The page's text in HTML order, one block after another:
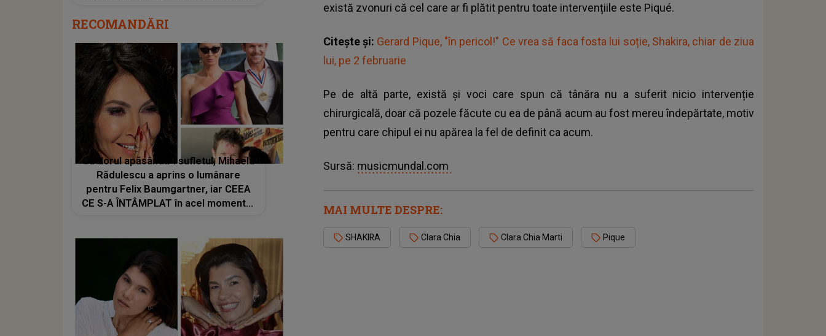
există zvonuri că cel care ar fi plătit pentru toate intervențiile este Piqué.
Citește și: Gerard Pique, "în pericol!" Ce vrea să faca fosta lui soție, Shakira, chiar de ziua
lui, pe 2 februarie
Pe de altă parte, există și voci care spun că tânăra nu a suferit nicio intervenție
chirurgicală, doar că pozele făcute cu ea de până acum au fost mereu îndepărtate, motiv
pentru care chipul ei nu apărea la fel de definit ca acum.
Sursă: musicmundal.com
MAI MULTE DESPRE:
SHAKIRA Clara Chia Clara Chia Marti Pique
RECOMANDĂRI
Cu dorul apăsându-i sufletul, Mihaela
Rădulescu a aprins o lumânare
pentru Felix Baumgartner, iar CEEA
CE S-A ÎNTÂMPLAT în acel moment i-